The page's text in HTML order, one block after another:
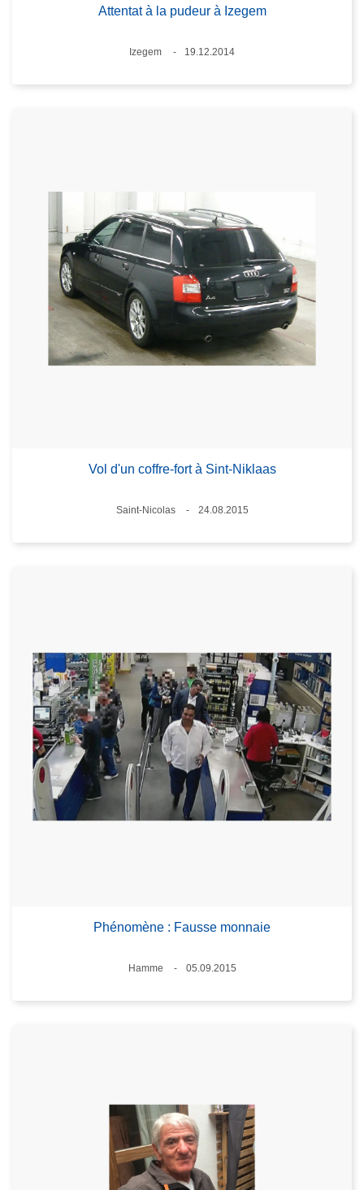
Attentat à la pudeur à Izegem
Lieux
Izegem
19.12.2014
Vol d'un coffre-fort à Sint-Niklaas
Lieux
Saint-Nicolas
24.08.2015
Phénomène : Fausse monnaie
Lieux
Hamme
05.09.2015